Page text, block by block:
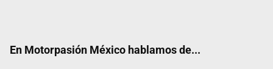
En Motorpasión México hablamos de...